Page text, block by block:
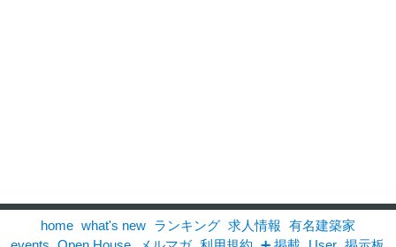
home what's new ランキング 求人情報 有名建築家